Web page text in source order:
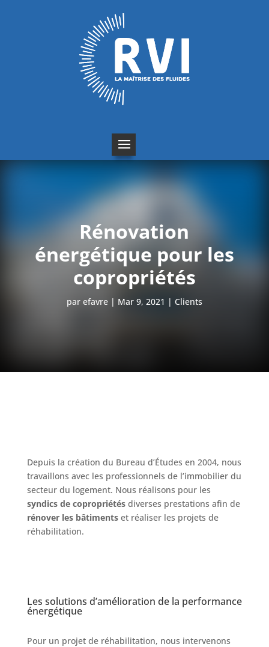
Rénovation
énergétique pour les
copropriétés
par efavre Mar 9, 2021 Clients
Depuis la création du Bureau d’Études en 2004, nous
travaillons avec les professionnels de l’immobilier du
secteur du logement. Nous réalisons pour les
syndics de copropriétésdiverses prestations afin de
rénover les bâtimentset réaliser les projets de
réhabilitation.
Les solutions d’amélioration de la performance
énergétique
Pour un projet de réhabilitation, nous intervenons